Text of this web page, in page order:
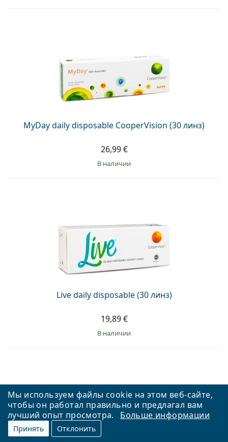
Мы используем файлы cookie на этом веб-сайте,
чтобы он работал правильно и предлагал вам
лучший опыт просмотра.
Больше информации
Принять Отклонить
MyDay daily disposable CooperVision (30 линз)
26,99 €
в наличии
Live daily disposable (30 линз)
19,89 €
в наличии